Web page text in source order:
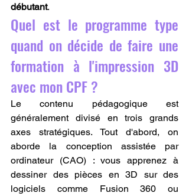
débutant.
Quel est le programme type
quand on décide de faire une
formation à l'impression 3D
avec mon CPF ?
Le contenu pédagogique est
généralement divisé en trois grands
axes stratégiques. Tout d'abord, on
aborde la conception assistée par
ordinateur (CAO) : vous apprenez à
dessiner des pièces en 3D sur des
logiciels comme Fusion 360 ou